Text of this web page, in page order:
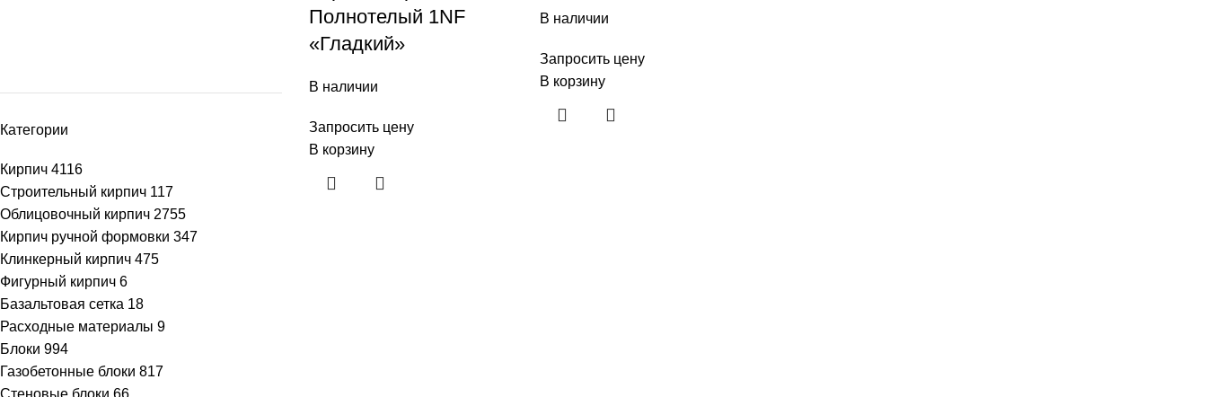
Категории
Кирпич 4116
Строительный кирпич 117
Облицовочный кирпич 2755
Кирпич ручной формовки 347
Клинкерный кирпич 475
Фигурный кирпич 6
Базальтовая сетка 18
Расходные материалы 9
Блоки 994
Газобетонные блоки 817
Стеновые блоки 66
Полнотелый 1NF
«Гладкий»
В наличии
Запросить цену
В корзину
В наличии
Запросить цену
В корзину